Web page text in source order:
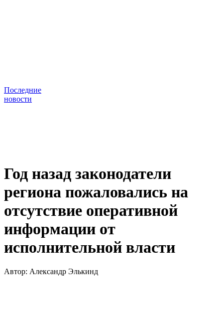
Последние
новости
Год назад законодатели
региона пожаловались на
отсутствие оперативной
информации от
исполнительной власти
Автор: Александр Элькинд